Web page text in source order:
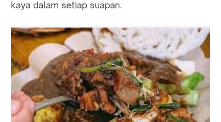
kaya dalam setiap suapan.